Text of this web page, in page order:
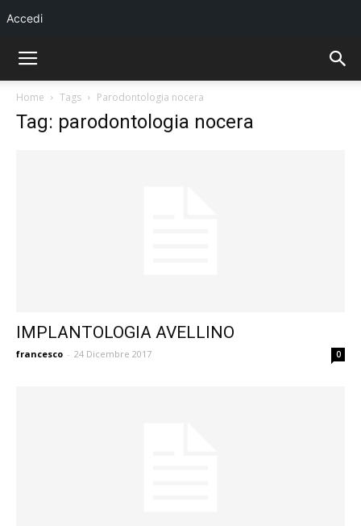
Home Tags Parodontologia nocera
Tag: parodontologia nocera
IMPLANTOLOGIA AVELLINO
francesco - 24 Dicembre 2017 0
Accedi